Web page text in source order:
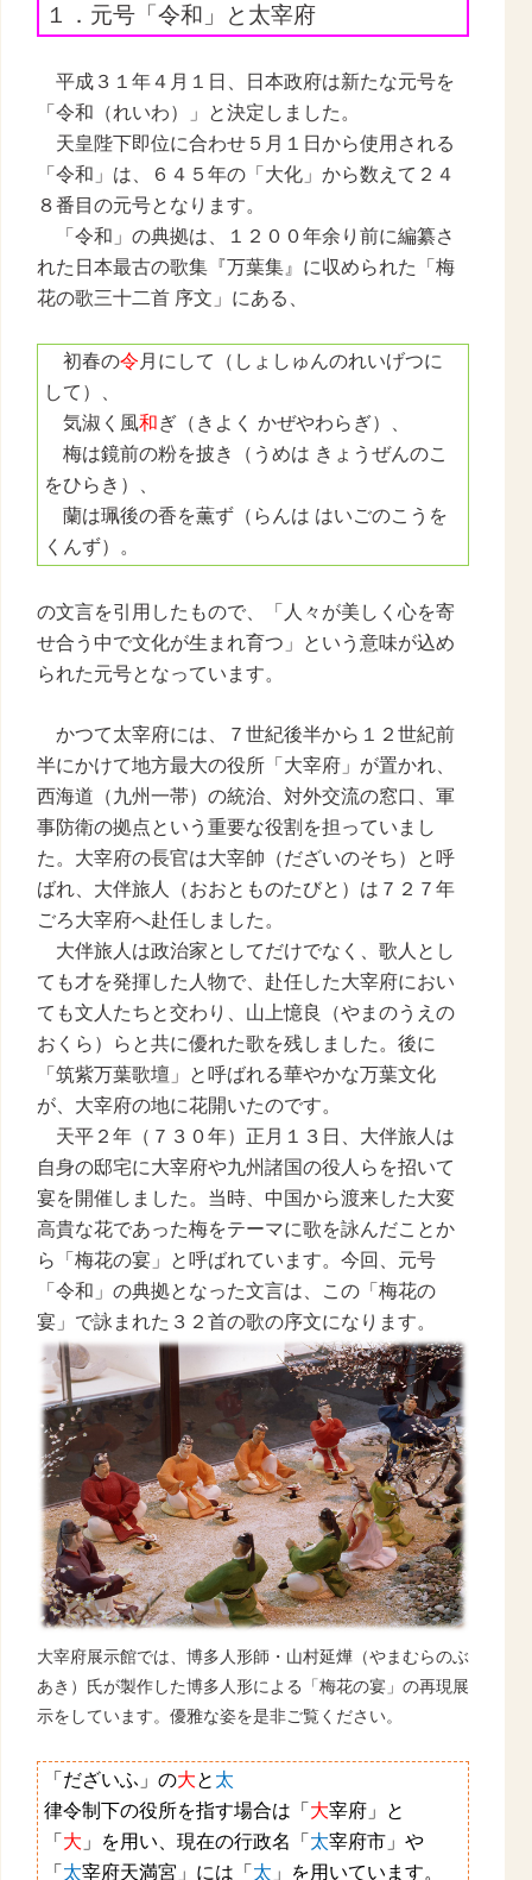
１．元号「令和」と太宰府
平成３１年４月１日、日本政府は新たな元号を
「令和（れいわ）」と決定しました。
天皇陛下即位に合わせ５月１日から使用される
「令和」は、６４５年の「大化」から数えて２４
８番目の元号となります。
「令和」の典拠は、１２００年余り前に編纂さ
れた日本最古の歌集『万葉集』に収められた「梅
花の歌三十二首 序文」にある、
初春の令月にして（しょしゅんのれいげつに
して）、
気淑く風和ぎ（きよく かぜやわらぎ）、
梅は鏡前の粉を披き（うめは きょうぜんのこ
をひらき）、
蘭は珮後の香を薫ず（らんは はいごのこうを
くんず）。
の文言を引用したもので、「人々が美しく心を寄
せ合う中で文化が生まれ育つ」という意味が込め
られた元号となっています。
かつて太宰府には、７世紀後半から１２世紀前
半にかけて地方最大の役所「大宰府」が置かれ、
西海道（九州一帯）の統治、対外交流の窓口、軍
事防衛の拠点という重要な役割を担っていまし
た。大宰府の長官は大宰帥（だざいのそち）と呼
ばれ、大伴旅人（おおとものたびと）は７２７年
ごろ大宰府へ赴任しました。
大伴旅人は政治家としてだけでなく、歌人とし
ても才を発揮した人物で、赴任した大宰府におい
ても文人たちと交わり、山上憶良（やまのうえの
おくら）らと共に優れた歌を残しました。後に
「筑紫万葉歌壇」と呼ばれる華やかな万葉文化
が、大宰府の地に花開いたのです。
天平２年（７３０年）正月１３日、大伴旅人は
自身の邸宅に大宰府や九州諸国の役人らを招いて
宴を開催しました。当時、中国から渡来した大変
高貴な花であった梅をテーマに歌を詠んだことか
ら「梅花の宴」と呼ばれています。今回、元号
「令和」の典拠となった文言は、この「梅花の
宴」で詠まれた３２首の歌の序文になります。
大宰府展示館では、博多人形師・山村延燁（やまむらのぶ
あき）氏が製作した博多人形による「梅花の宴」の再現展
示をしています。優雅な姿を是非ご覧ください。
「だざいふ」の大と 太
律令制下の役所を指す場合は「大宰府」と
「大 」を用い、現在の行政名「太宰府市」や
「太宰府天満宮」には「太 」を用いています。